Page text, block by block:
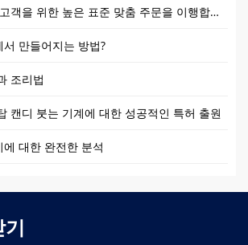
Gondor는 캐나다 고객을 위한 높은 표준 맞춤 주문을 이행합니다.
만들어지는 방법?
조리법
캔디 붓는 기계에 대한 성공적인 특허 출원
대한 완전한 분석